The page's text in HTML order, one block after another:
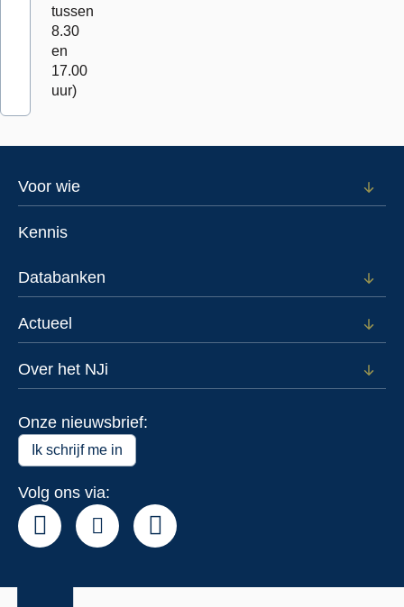
tussen
8.30
en
17.00
uur)
Footer
Voor wie
Open
Kennis
Databanken
Open
voor
Actueel
Open
voor
Over het NJi
Open
Onze nieuwsbrief:
Ik schrijf me in
Volg ons via: